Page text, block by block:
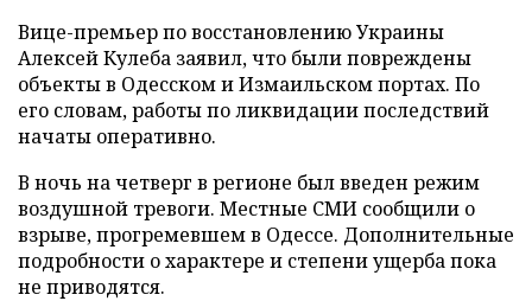
Вице-премьер по восстановлению Украины
Алексей Кулеба заявил, что были повреждены
объекты в Одесском и Измаильском портах. По
его словам, работы по ликвидации последствий
начаты оперативно.
В ночь на четверг в регионе был введен режим
воздушной тревоги. Местные СМИ сообщили о
взрыве, прогремевшем в Одессе. Дополнительные
подробности о характере и степени ущерба пока
не приводятся.